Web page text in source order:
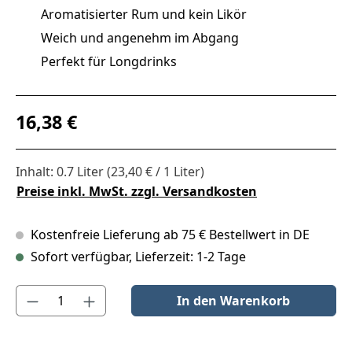
Aromatisierter Rum und kein Likör
Weich und angenehm im Abgang
Perfekt für Longdrinks
Regulärer Preis:
16,38 €
Inhalt: 0.7 Liter(23,40 € / 1 Liter)
Preise inkl. MwSt. zzgl. Versandkosten
Kostenfreie Lieferung ab 75 € Bestellwert in DE
Sofort verfügbar, Lieferzeit: 1-2 Tage
Produkt Anzahl: Gib den gewünschten Wert ein oder benutze
In den Warenkorb